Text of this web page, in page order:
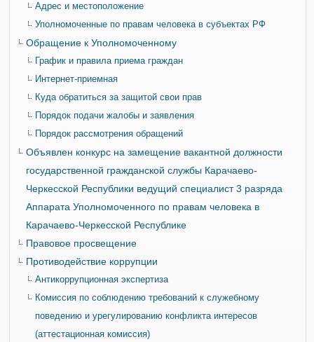
Адрес и местоположение
Уполномоченные по правам человека в субъектах РФ
Обращение к Уполномоченному
График и правила приема граждан
Интернет-приемная
Куда обратиться за защитой свои прав
Порядок подачи жалобы и заявления
Порядок рассмотрения обращений
Объявлен конкурс на замещение вакантной должности
государственной гражданской службы Карачаево-
Черкесской Республики ведущий специалист 3 разряда
Аппарата Уполномоченного по правам человека в
Карачаево-Черкесской Республике
Правовое просвещение
Противодействие коррупции
Антикоррупционная экспертиза
Комиссия по соблюдению требований к служебному
поведению и урегулированию конфликта интересов
(аттестационная комиссия)